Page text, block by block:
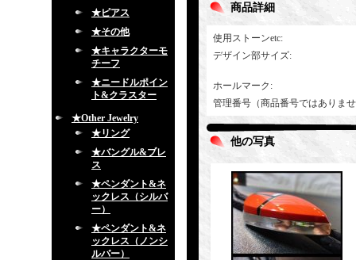
★ピアス
★その他
★キャラクターモ
チーフ
★ニードルポイン
ト&クラスター
★Other Jewelry
★リング
★バングル&ブレ
ス
★ペンダント&ネ
ックレス（シルバ
ー）
★ペンダント&ネ
ックレス（ノンシ
ルバー）
商品詳細
使用ストーンetc:
デザイン部サイズ:
ホールマーク :
管理番号（商品番号ではありま
他の写真